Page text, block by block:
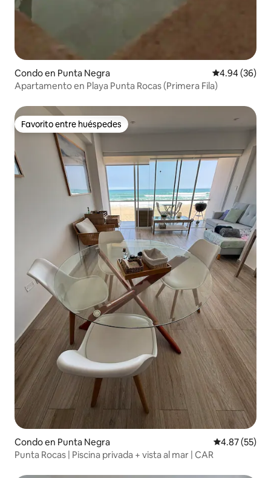
Condo en Punta Negra Calificación
4.94 (36)
Apartamento en Playa Punta Rocas (Primera Fila)
Favorito entre huéspedes
Favorito entre huéspedes
Condo en Punta Negra Calificación
4.87 (55)
Punta Rocas | Piscina privada + vista al mar | CAR